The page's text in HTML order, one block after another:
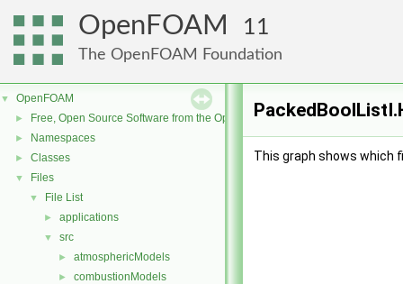
OpenFOAM 11
The OpenFOAM Foundation
▼ OpenFOAM
► Free, Open Source Software from the OpenFOAM Foundation
► Namespaces
► Classes
▼ Files
▼ File List
► applications
▼ src
► atmosphericModels
► combustionModels
This graph shows which